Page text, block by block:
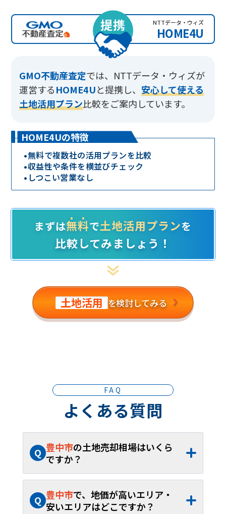
NTTデータ・ウィズ
HOME4U
提携
GMO不動産査定では、 NTTデータ・ウィズが
運営するHOME4Uと提携し、安心して使える
土地活用プラン比較をご案内しています。
HOME4Uの特徴
•無料で複数社の活用プランを比較
•収益性や条件を横並びチェック
• しつこい営業なし
まずは無料で土地活用プランを
比較してみましょう！
土地活用 を検討してみる
FAQ
よくある質問
Q 豊中市の土地売却相場はいくら
ですか？
A 豊中市の土地売却相場は、約76.7万円/坪
（約50.2万円～約793.4万円/坪）、平米単
価約23.2万円/㎡（約15.2万円～約
240.0万
Q 豊中市で、地価が高いエリア・
安いエリアはどこですか？